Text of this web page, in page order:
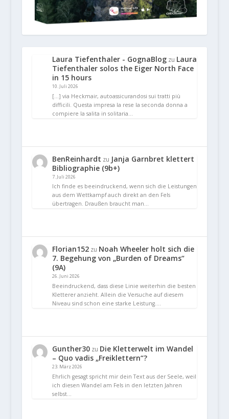
Laura Tiefenthaler - GognaBlogzu Laura
Tiefenthaler solos the Eiger North Face
in 15 hours
10. Juli 2026
[…] via Heckmair, autoassicurandosi sui tratti più
difficili. Questa impresa la rese la seconda donna a
compiere la salita in solitaria…
BenReinhardt zu Janja Garnbret klettert
Bibliographie (9b+)
7. Juli 2026
Ich finde es beeindruckend, wenn sich die Leistungen
aus dem Wettkampf auch direkt an den Fels
übertragen. Draußen braucht man…
Florian152zu Noah Wheeler holt sich die
7. Begehung von „Burden of Dreams“
(9A)
26. Juni 2026
Beeindruckend, dass diese Linie weiterhin die besten
Kletterer anzieht. Allein die Versuche auf diesem
Niveau sind schon eine starke Leistung.…
Gunther30zu Die Kletterwelt im Wandel
– Quo vadis „Freiklettern“?
23. März 2026
Ehrlich gesagt spricht mir dein Text aus der Seele, weil
ich diesen Wandel am Fels in den letzten Jahren
selbst…